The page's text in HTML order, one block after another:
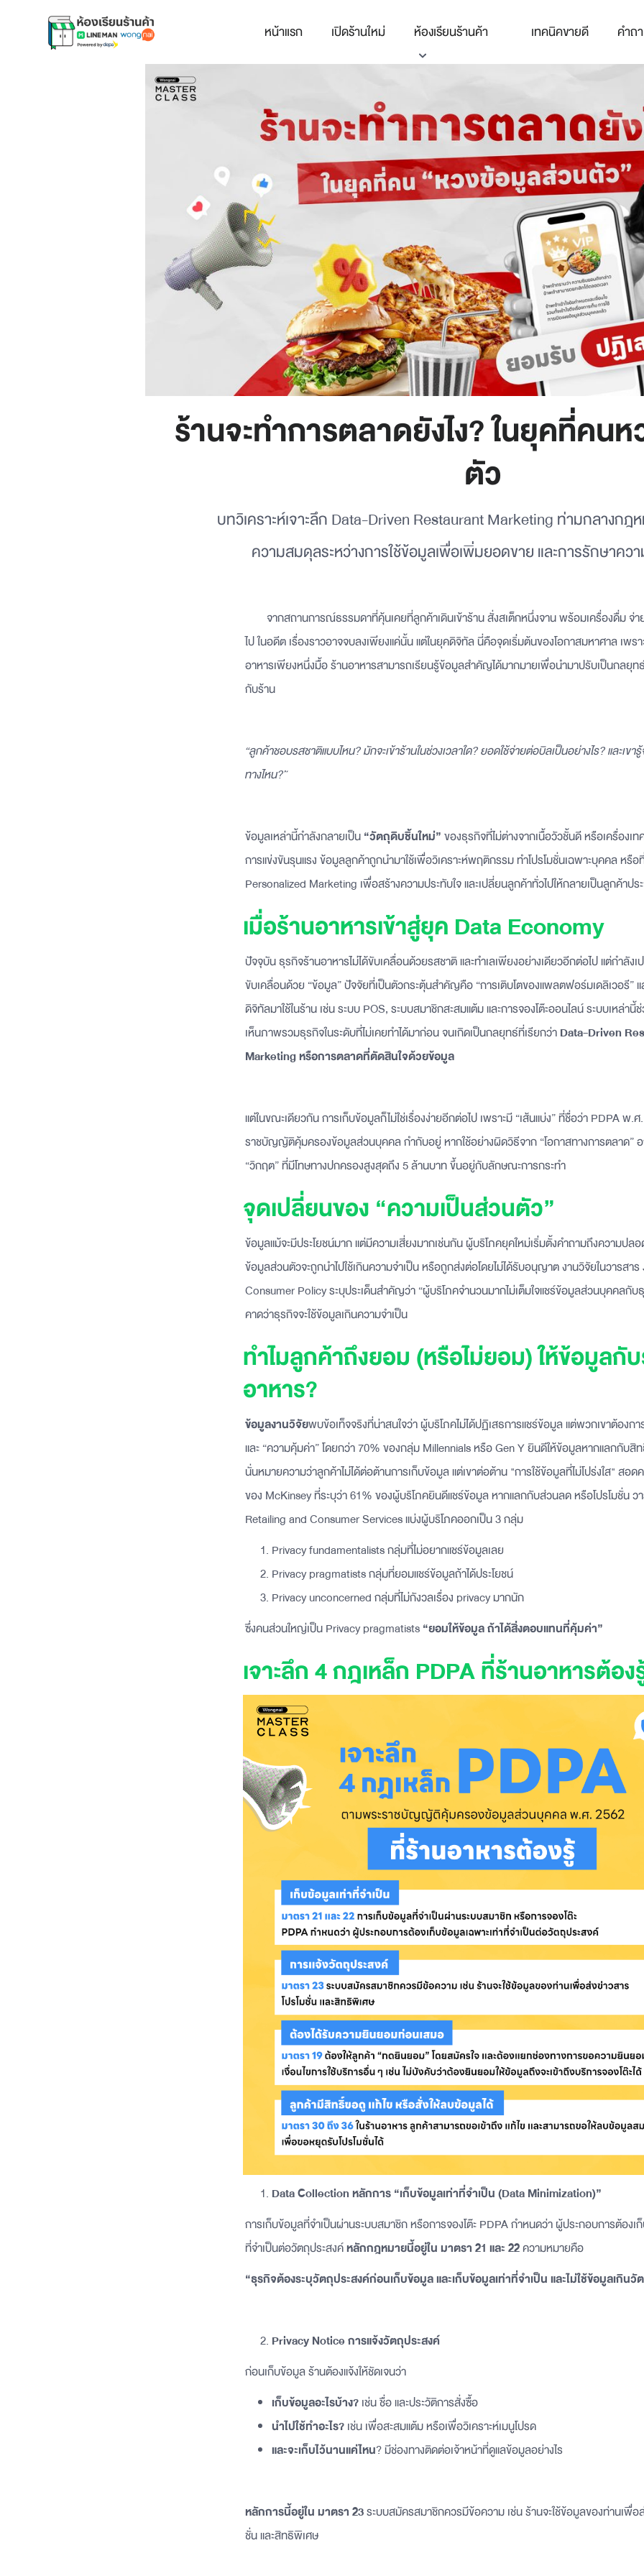
หน้าแรก เปิดร้านใหม่ ห้องเรียนร้านค้า เทคนิคขายดี คำถ
ร้านจะทำการตลาดยังไง? ในยุคที่คน
ตัว
บทวิเคราะห์เจาะลึก Data-Driven Restaurant Marketing ท่ามกลางกฎ
ความสมดุลระหว่างการใช้ข้อมูลเพื่อเพิ่มยอดขาย และการรักษาคว
จากสถานการณ์ธรรมดาที่คุ้นเคยที่ลูกค้าเดินเข้าร้าน สั่งสเต็กหนึ่งจาน พร้อมเครื่องดื่ม จ่าย
ไป ในอดีต เรื่องราวอาจจบลงเพียงแค่นั้น แต่ในยุคดิจิทัล นี่คือจุดเริ่มต้นของโอกาสมหาศาล เพร
อาหารเพียงหนึ่งมื้อ ร้านอาหารสามารถเรียนรู้ข้อมูลสำคัญได้มากมายเพื่อนำมาปรับเป็นกลยุท
กับร้าน
“ลูกค้าชอบรสชาติแบบไหน? มักจะเข้าร้านในช่วงเวลาใด? ยอดใช้จ่ายต่อบิลเป็นอย่างไร? และเขา
ทางไหน?”
ข้อมูลเหล่านี้กำลังกลายเป็น“วัตถุดิบชิ้นใหม่”ของธุรกิจที่ไม่ต่างจากเนื้อวัวชั้นดี หรือเครื่องเ
การแข่งขันรุนแรง ข้อมูลลูกค้าถูกนำมาใช้เพื่อวิเคราะห์พฤติกรรม ทำโปรโมชั่นเฉพาะบุคคล หรือ
Personalized Marketing เพื่อสร้างความประทับใจ และเปลี่ยนลูกค้าทั่วไปให้กลายเป็นลูกค้าปร
เมื่อร้านอาหารเข้าสู่ยุค Data Economy
ปัจจุบัน ธุรกิจร้านอาหารไม่ได้ขับเคลื่อนด้วยรสชาติ และทำเลเพียงอย่างเดียวอีกต่อไป แต่กำลั
ขับเคลื่อนด้วย “ข้อมูล” ปัจจัยที่เป็นตัวกระตุ้นสำคัญคือ “การเติบโตของแพลตฟอร์มเดลิเวอรี” แ
ดิจิทัลมาใช้ในร้าน เช่น ระบบ POS, ระบบสมาชิกสะสมแต้ม และการจองโต๊ะออนไลน์ ระบบเหล่านี้
เห็นภาพรวมธุรกิจในระดับที่ไม่เคยทำได้มาก่อน จนเกิดเป็นกลยุทธ์ที่เรียกว่าData-Driven
Marketing หรือการตลาดที่ตัดสินใจด้วยข้อมูล
แต่ในขณะเดียวกัน การเก็บข้อมูลก็ไม่ใช่เรื่องง่ายอีกต่อไป เพราะมี “เส้นแบ่ง” ที่ชื่อว่า PDPA พ.
ราชบัญญัติคุ้มครองข้อมูลส่วนบุคคล กำกับอยู่ หากใช้อย่างผิดวิธีจาก “โอกาสทางการตลาด”
“วิกฤต” ที่มีโทษทางปกครองสูงสุดถึง 5 ล้านบาท ขึ้นอยู่กับลักษณะการกระทำ
จุดเปลี่ยนของ “ความเป็นส่วนตัว”
ข้อมูลแม้จะมีประโยชน์มาก แต่มีความเสี่ยงมากเช่นกัน ผู้บริโภคยุคใหม่เริ่มตั้งคำถามถึงความปล
ข้อมูลส่วนตัวจะถูกนำไปใช้เกินความจำเป็น หรือถูกส่งต่อโดยไม่ได้รับอนุญาตงานวิจัยในวารสา
Consumer Policy ระบุประเด็นสำคัญว่า “ผู้บริโภคจำนวนมากไม่เต็มใจแชร์ข้อมูลส่วนบุคคลกั
คาดว่าธุรกิจจะใช้ข้อมูลเกินความจำเป็น
ทำไมลูกค้าถึงยอม (หรือไม่ยอม) ให้ข้อมูลกั
อาหาร?
ข้อมูลงานวิจัยพบข้อเท็จจริงที่น่าสนใจว่า ผู้บริโภคไม่ได้ปฏิเสธการแชร์ข้อมูล แต่พวกเขาต้องกา
และ “ความคุ้มค่า” โดยกว่า 70% ของกลุ่ม Millennials หรือ Gen Y ยินดีให้ข้อมูลหากแลกกับสิท
นั่นหมายความว่าลูกค้าไม่ได้ต่อต้านการเก็บข้อมูล แต่เขาต่อต้าน "การใช้ข้อมูลที่ไม่โปร่งใส" สอ
ของ McKinsey ที่ระบุว่า 61% ของผู้บริโภคยินดีแชร์ข้อมูล หากแลกกับส่วนลด หรือโปรโมชั่น ว
Retailing and Consumer Services แบ่งผู้บริโภคออกเป็น 3 กลุ่ม
Privacy fundamentalists กลุ่มที่ไม่อยากแชร์ข้อมูลเลย
Privacy pragmatists กลุ่มที่ยอมแชร์ข้อมูลถ้าได้ประโยชน์
Privacy unconcerned กลุ่มที่ไม่กังวลเรื่อง privacy มากนัก
ซึ่งคนส่วนใหญ่เป็น Privacy pragmatists“ยอมให้ข้อมูล ถ้าได้สิ่งตอบแทนที่คุ้มค่า”
เจาะลึก 4 กฎเหล็ก PDPA ที่ร้านอาหารต้อง
Data Collection หลักการ “เก็บข้อมูลเท่าที่จำเป็น (Data Minimization)”
การเก็บข้อมูลที่จำเป็นผ่านระบบสมาชิก หรือการจองโต๊ะ PDPA กำหนดว่า ผู้ประกอบการต้องเ
ที่จำเป็นต่อวัตถุประสงค์หลักกฎหมายนี้อยู่ใน มาตรา 21 และ 22ความหมายคือ
“ธุรกิจต้องระบุวัตถุประสงค์ก่อนเก็บข้อมูล และเก็บข้อมูลเท่าที่จำเป็น และไม่ใช้ข้อมูลเกินวั
Privacy Notice การแจ้งวัตถุประสงค์
ก่อนเก็บข้อมูล ร้านต้องแจ้งให้ชัดเจนว่า
เก็บข้อมูลอะไรบ้าง?เช่น ชื่อ และประวัติการสั่งซื้อ
นำไปใช้ทำอะไร?เช่น เพื่อสะสมแต้ม หรือเพื่อวิเคราะห์เมนูโปรด
และจะเก็บไว้นานแค่ไหน? มีช่องทางติดต่อเจ้าหน้าที่ดูแลข้อมูลอย่างไร
หลักการนี้อยู่ใน มาตรา 23ระบบสมัครสมาชิกควรมีข้อความ เช่น ร้านจะใช้ข้อมูลของท่านเพื่อ
ชั่น และสิทธิพิเศษ